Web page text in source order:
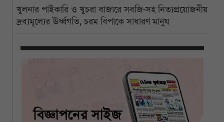
খুলনার পাইকারি ও খুচরা বাজারে সবজি-সহ নিত্যপ্রয়োজনীয়
দ্রব্যমূল্যের ঊর্ধ্বগতি, চরম বিপাকে সাধারণ মানুষ